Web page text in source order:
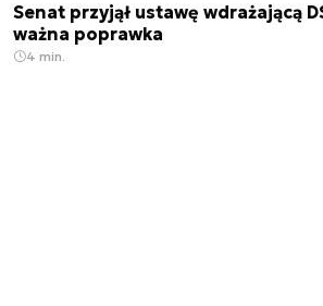
Senat przyjął ustawę wdrażającą
ważna poprawka
4 min.